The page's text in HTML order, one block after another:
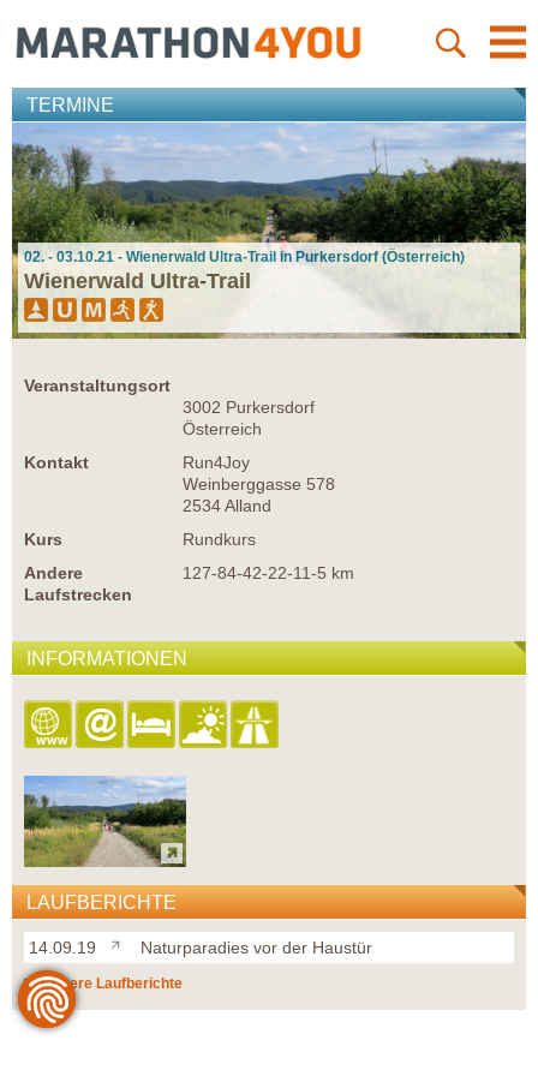
TERMINE
02. - 03.10.21 - Wienerwald Ultra-Trail in Purkersdorf (Österreich)
Wienerwald Ultra-Trail
Veranstaltungsort
3002 Purkersdorf
Österreich
Kontakt
Run4Joy
Weinberggasse 578
2534 Alland
Kurs
Rundkurs
Andere
Laufstrecken
127-84-42-22-11-5 km
INFORMATIONEN
LAUFBERICHTE
14.09.19 Naturparadies vor der Haustür
weitere Laufberichte